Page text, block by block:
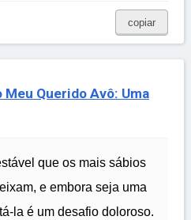
copiar
Querido Avô: Uma
que os mais sábios
e embora seja uma
la é um desafio doloroso.